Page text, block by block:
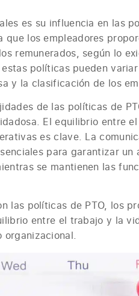
es su influencia en las
que los empleadores
remunerados, según lo
políticas pueden
y la clasificación de los
de las políticas de
El equilibrio entre
es clave. La
para garantizar un
se mantienen las
las políticas de PTO, los
entre el trabajo y la
organizacional.